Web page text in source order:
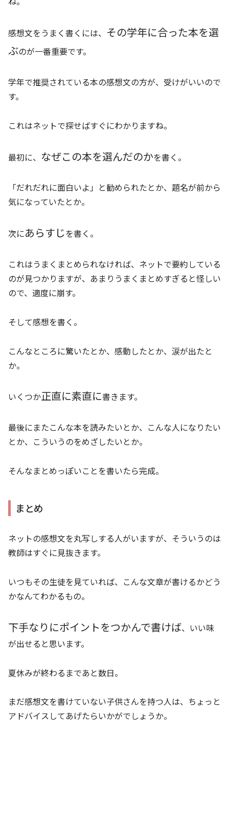
感想文をうまく書くには、 その学年に合った本を選
ぶのが一番重要です。
学年で推奨されている本の感想文の方が、受けがいいので
す。
これはネットで探せばすぐにわかりますね。
最初に、 なぜこの本を選んだのかを書く。
「だれだれに面白いよ」と勧められたとか、題名が前から
気になっていたとか。
次にあらすじを書く。
これはうまくまとめられなければ、ネットで要約している
のが見つかりますが、あまりうまくまとめすぎると怪しい
ので、適度に崩す。
そして感想を書く。
こんなところに驚いたとか、感動したとか、涙が出たと
か。
いくつか正直に素直に書きます。
最後にまたこんな本を読みたいとか、こんな人になりたい
とか、こういうのをめざしたいとか。
そんなまとめっぽいことを書いたら完成。
まとめ
ネットの感想文を丸写しする人がいますが、そういうのは
教師はすぐに見抜きます。
いつもその生徒を見ていれば、こんな文章が書けるかどう
かなんてわかるもの。
下手なりにポイントをつかんで書けば、いい味
が出せると思います。
夏休みが終わるまであと数日。
まだ感想文を書けていない子供さんを持つ人は、ちょっと
アドバイスしてあげたらいかがでしょうか。